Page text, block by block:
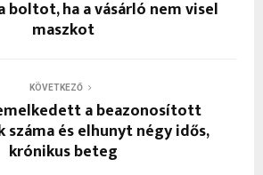
boltot, ha a vásárló nem visel
maszkot
KÖVETKEZŐ
a beazonosított
és elhunyt négy idős,
krónikus beteg